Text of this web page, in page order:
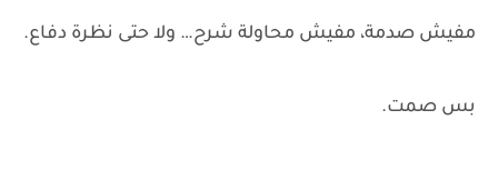
مفيش صدمة، مفيش محاولة شرح… ولا حتى نظرة دفاع.
بس صمت.